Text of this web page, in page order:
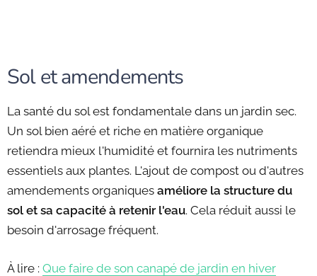
Sol et amendements
La santé du sol est fondamentale dans un jardin sec.
Un sol bien aéré et riche en matière organique
retiendra mieux l'humidité et fournira les nutriments
essentiels aux plantes. L'ajout de compost ou d'autres
amendements organiques améliore la structure du
sol et sa capacité à retenir l'eau. Cela réduit aussi le
besoin d'arrosage fréquent.
À lire : Que faire de son canapé de jardin en hiver